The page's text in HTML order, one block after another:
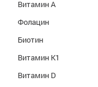
Витамин А
Фолацин
Биотин
Витамин К1
Витамин D